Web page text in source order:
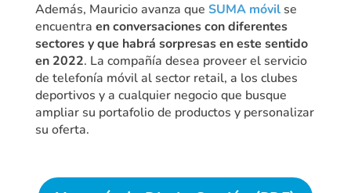
Además, Mauricio avanza que SUMA móvilse
encuentra en conversaciones con diferentes
sectores y que habrá sorpresas en este sentido
en 2022. La compañía desea proveer el servicio
de telefonía móvil al sector retail, a los clubes
deportivos y a cualquier negocio que busque
ampliar su portafolio de productos y personalizar
su oferta.